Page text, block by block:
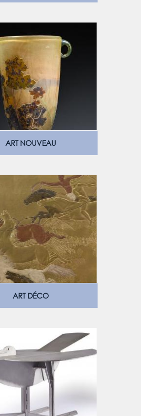
ART NOUVEAU
ART DÉCO